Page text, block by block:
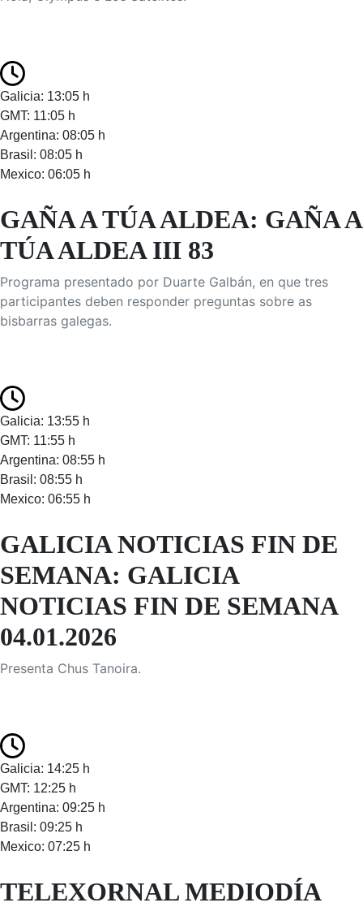
Galicia: 13:05 h
GMT: 11:05 h
Argentina: 08:05 h
Brasil: 08:05 h
Mexico: 06:05 h
GAÑA A TÚA ALDEA: GAÑA A
TÚA ALDEA III 83
Programa presentado por Duarte Galbán, en que tres
participantes deben responder preguntas sobre as
bisbarras galegas.
Galicia: 13:55 h
GMT: 11:55 h
Argentina: 08:55 h
Brasil: 08:55 h
Mexico: 06:55 h
GALICIA NOTICIAS FIN DE
SEMANA: GALICIA
NOTICIAS FIN DE SEMANA
04.01.2026
Presenta Chus Tanoira.
Galicia: 14:25 h
GMT: 12:25 h
Argentina: 09:25 h
Brasil: 09:25 h
Mexico: 07:25 h
TELEXORNAL MEDIODÍA